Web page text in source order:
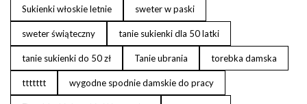
Sukienki włoskie letnie sweter w paski
sweter świąteczny tanie sukienki dla 50 latki
tanie sukienki do 50 zł Tanie ubrania torebka damska
ttttttt wygodne spodnie damskie do pracy